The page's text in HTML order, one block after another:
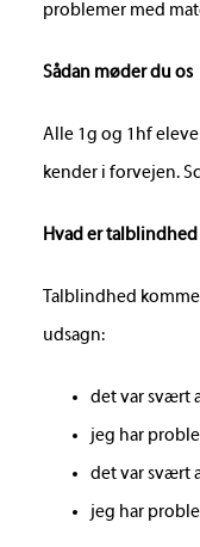
problemer med
Sådan møder du os
Alle 1g og 1hf
kender i forvejen.
Hvad er talblindhed
Talblindhed
udsagn:
det var svært
jeg har
det var svært
jeg har